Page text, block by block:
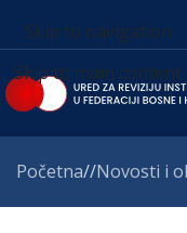
Skip to navigation
Skip to main content
Početna/ Novosti i